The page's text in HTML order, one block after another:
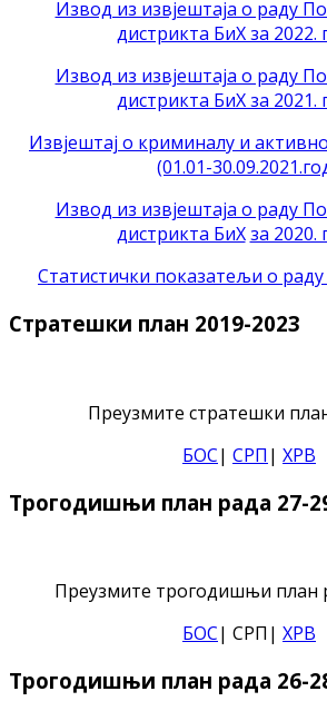
Извод из извјештаја о раду
дистрикта БиХ за 2022.
Извод из извјештаја о раду
дистрикта БиХ за 2021.
Извјештај о криминалу и
(01.01-
Извод из извјештаја о раду
дистрикта БиХ за 2020.
Статистички показатељи о раду
Стратешки план 2019-2023
Преузмите стратешки
БОС| СРП | ХРВ
Трогодишњи план рада 27-
Преузмите трогодишњи план
БОС| СРП| ХРВ
Трогодишњи план рада 26-